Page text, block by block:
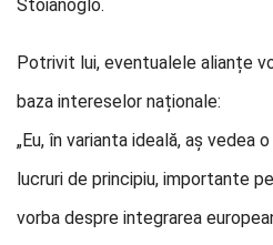
Stoianoglo.
Potrivit lui, eventualele alianțe
baza intereselor naționale:
„Eu, în varianta ideală, aș vedea
lucruri de principiu, importante
vorba despre integrarea